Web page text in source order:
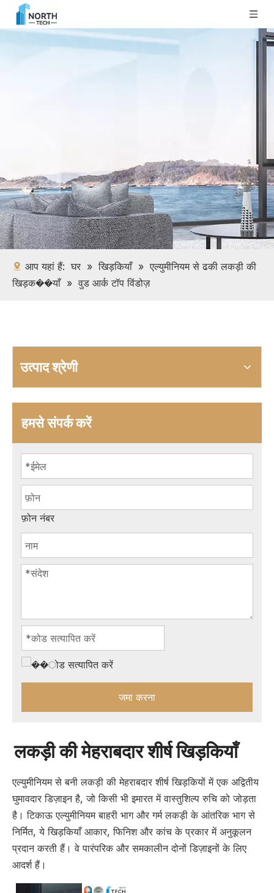
आप यहां हैं: घर » खिड़कियाँ » एल्युमीनियम से ढकी लकड़ी की
खिड़क��याँ » वुड आर्क टॉप विंडोज़
उत्पाद श्रेणी
हमसे संपर्क करें
फ़ोन नंबर
जमा करना
लकड़ी की मेहराबदार शीर्ष खिड़कियाँ
एल्युमीनियम से बनी लकड़ी की मेहराबदार शीर्ष खिड़कियों में एक अद्वितीय
घुमावदार डिज़ाइन है, जो किसी भी इमारत में वास्तुशिल्प रुचि को जोड़ता
है। टिकाऊ एल्युमीनियम बाहरी भाग और गर्म लकड़ी के आंतरिक भाग से
निर्मित, ये खिड़कियाँ आकार, फिनिश और कांच के प्रकार में अनुकूलन
प्रदान करती हैं। वे पारंपरिक और समकालीन दोनों डिज़ाइनों के लिए
आदर्श हैं।